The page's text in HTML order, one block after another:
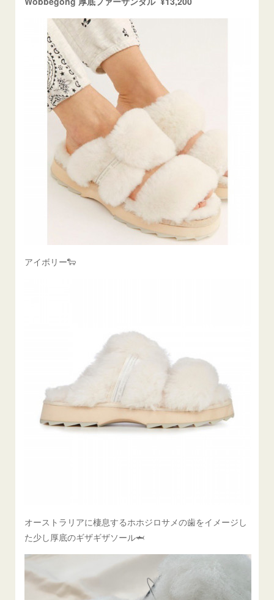
アイボリー🐑
オーストラリアに棲息するホホジロサメの歯をイメージし
た少し厚底のギザギザソール🦈